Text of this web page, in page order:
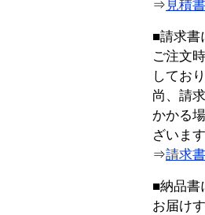
⇒ 見積
■請求書
ご注文
してお
尚、請
かかる
ざいます
⇒請求
■納品書
お届け